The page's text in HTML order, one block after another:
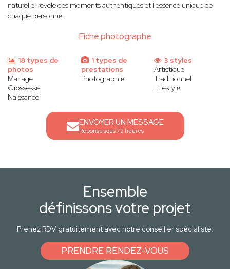
Fiche photographe
naturelle, revele des moments authentiques et l'essence unique de
chaque personne.
18 types de
photos
Mariage
Grossesse
Naissance
1 types de
prestations
Photographie
3 styles
Artistique
Traditionnel
Lifestyle
ENVOYER UN MESSAGE
Réponse sous 72 heures
Ensemble
définissons votre projet
Prenez RDV gratuitement avec notre conseiller spécialiste.
PRENDRE RENDEZ-VOUS